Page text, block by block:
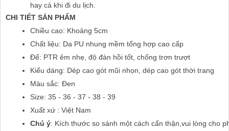
hay cả khi đi du lịch.
CHI TIẾT SẢN PHẨM
Chiều cao: Khoảng 5cm
Chất liệu: Da PU nhung mềm tổng hợp cao cấp
Đế: PTR êm nhẹ, độ đàn hồi tốt, chống trơn trượt
Kiểu dáng: Dép cao gót mũi nhọn, dép cao gót thời trang
Màu sắc: Đen
Size: 35 - 36 - 37 - 38 - 39
Xuất xứ : Việt Nam
Chú ý: Kích thước so sánh một cách cẩn thận,vui lòng cho